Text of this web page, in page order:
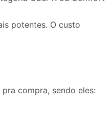
potentes. O custo
compra, sendo eles: